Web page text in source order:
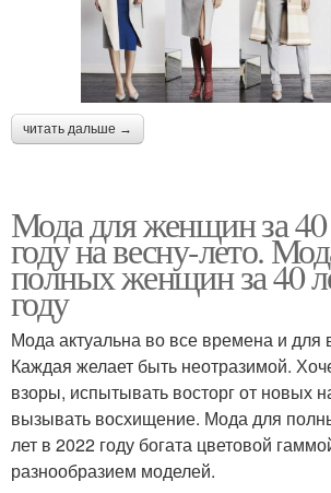
читать дальше →
Мода для женщин за 40
году на весну-лето.
полных женщин за 40
году
Мода актуальна во все времена и для
Каждая желает быть неотразимой.
взоры, испытывать восторг от новых
вызывать восхищение. Мода для
лет в 2022 году богата цветовой
разнообразием моделей.